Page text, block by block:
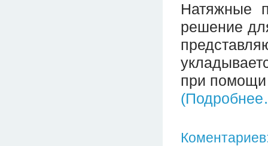
Натяжные
решение
при помощи